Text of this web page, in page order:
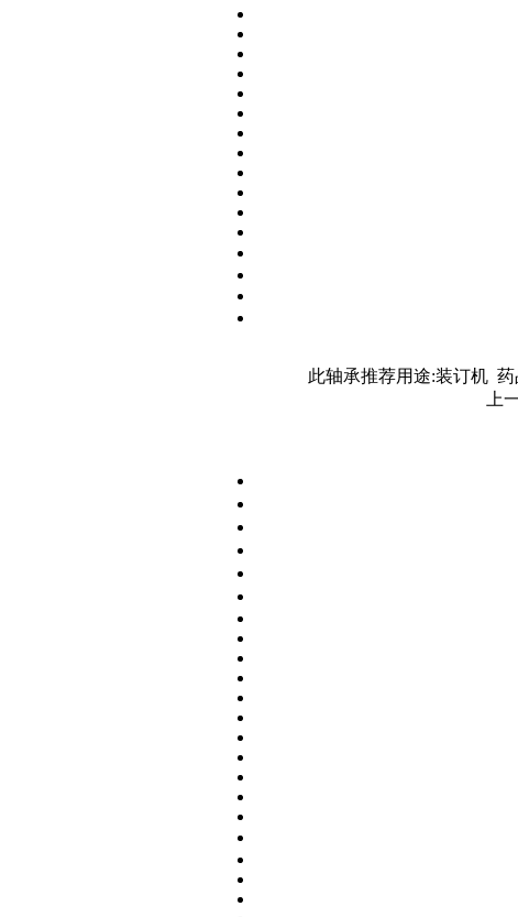
此轴承推荐用途:装订机
上